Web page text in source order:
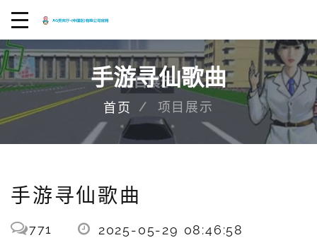
手游寻仙歌曲
首页 项目展示
手游寻仙歌曲
771 2025-05-29 08:46:58